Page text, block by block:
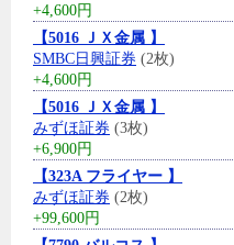
+4,600円
【5016 ＪＸ金属 】
SMBC日興証券 (2枚)
+4,600円
【5016 ＪＸ金属 】
みずほ証券 (3枚)
+6,900円
【323A フライヤー 】
みずほ証券 (2枚)
+99,600円